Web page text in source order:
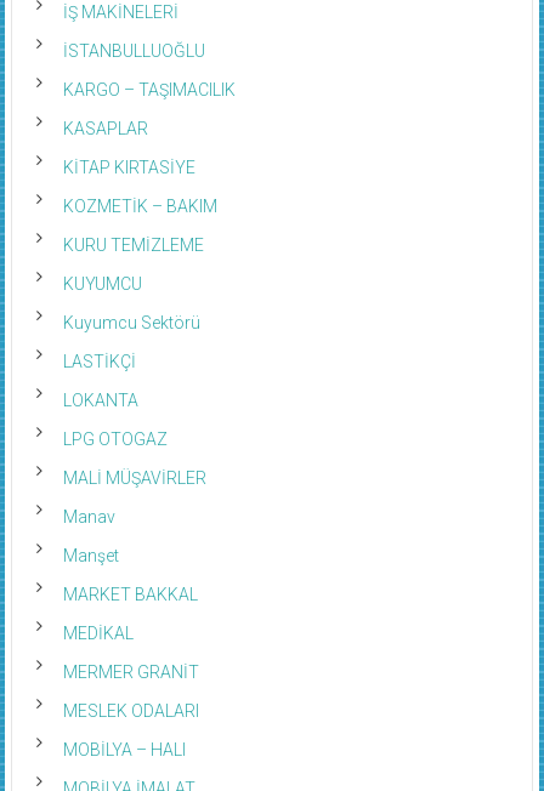
İŞ MAKİNELERİ
İSTANBULLUOĞLU
KARGO – TAŞIMACILIK
KASAPLAR
KİTAP KIRTASİYE
KOZMETİK – BAKIM
KURU TEMİZLEME
KUYUMCU
Kuyumcu Sektörü
LASTİKÇİ
LOKANTA
LPG OTOGAZ
MALİ MÜŞAVİRLER
Manav
Manşet
MARKET BAKKAL
MEDİKAL
MERMER GRANİT
MESLEK ODALARI
MOBİLYA – HALI